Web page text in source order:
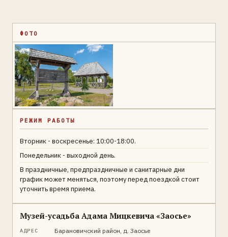
ФОТО
РЕЖИМ РАБОТЫ
Вторник - воскресенье: 10:00-18:00.
Понедельник - выходной день.
В праздничные, предпраздничные и санитарные дни
график может меняться, поэтому перед поездкой стоит
уточнить время приема.
Музей-усадьба Адама Мицкевича «Заосье»
АДРЕС Барановичский район, д. Заосье